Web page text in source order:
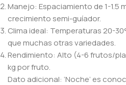
Manejo: Espaciamiento de 1-1.5
crecimiento semi-guíador.
Clima ideal: Temperaturas 20-
que muchas otras variedades.
Rendimiento: Alto (4-6 frutos/
kg por fruto.
Dato adicional: ‘Noche’ es